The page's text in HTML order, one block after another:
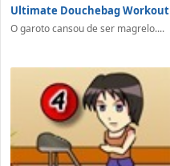
Ultimate Douchebag Workout
O garoto cansou de ser magrelo....